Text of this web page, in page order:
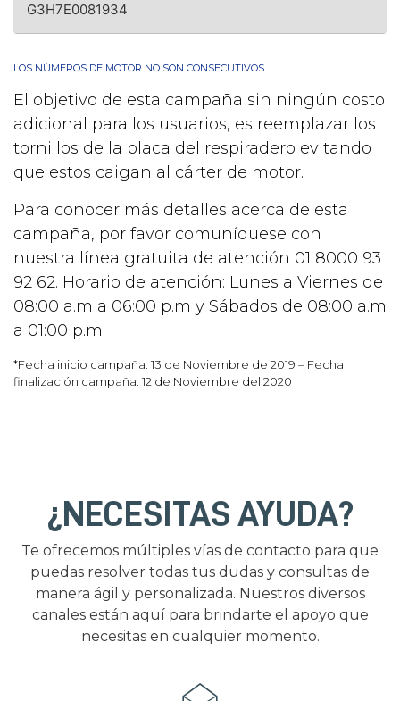
G3H7E0081934
LOS NÚMEROS DE MOTOR NO SON CONSECUTIVOS
El objetivo de esta campaña sin ningún costo
adicional para los usuarios, es reemplazar los
tornillos de la placa del respiradero evitando
que estos caigan al cárter de motor.
Para conocer más detalles acerca de esta
campaña, por favor comuníquese con
nuestra línea gratuita de atención 01 8000 93
92 62. Horario de atención: Lunes a Viernes de
08:00 a.m a 06:00 p.m y Sábados de 08:00 a.m
a 01:00 p.m.
*Fecha inicio campaña: 13 de Noviembre de 2019 – Fecha
finalización campaña: 12 de Noviembre del 2020
¿NECESITAS AYUDA?
Te ofrecemos múltiples vías de contacto para que
puedas resolver todas tus dudas y consultas de
manera ágil y personalizada. Nuestros diversos
canales están aquí para brindarte el apoyo que
necesitas en cualquier momento.